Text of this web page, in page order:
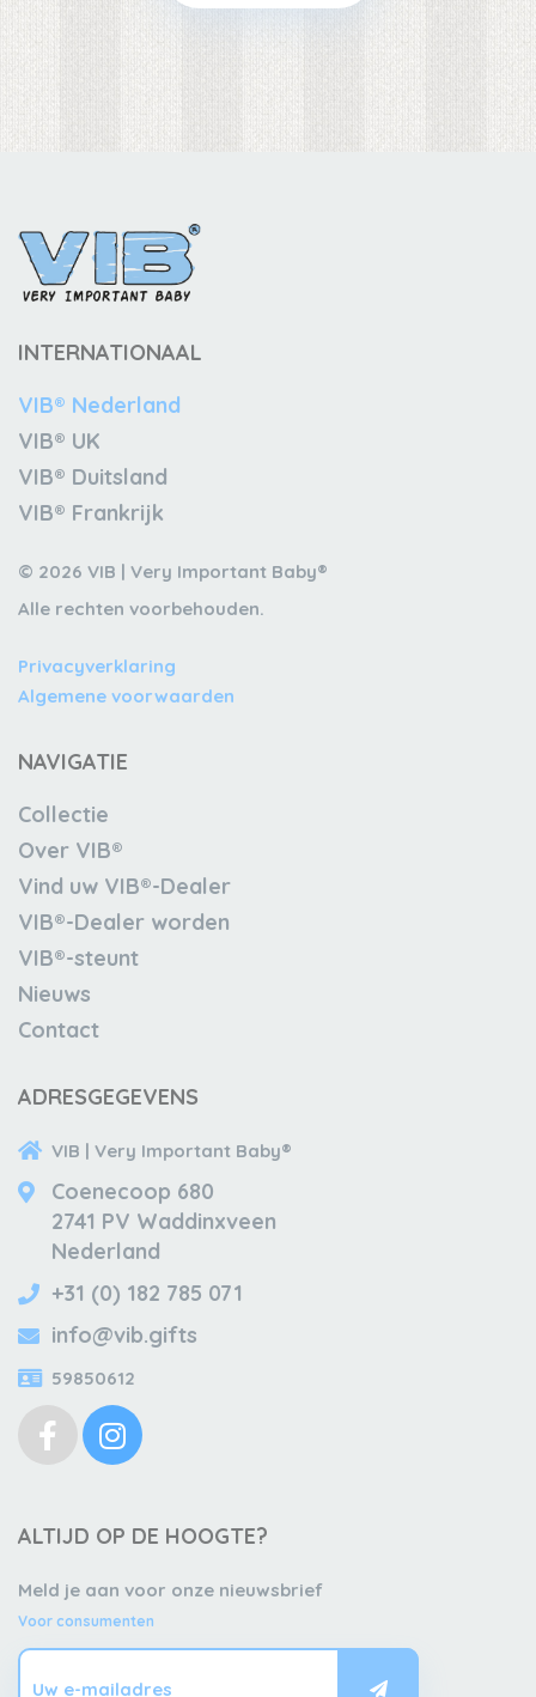
INTERNATIONAAL
VIB® Nederland
VIB® UK
VIB® Duitsland
VIB® Frankrijk
© 2026 VIB | Very Important Baby®
Alle rechten voorbehouden.
Privacyverklaring
Algemene voorwaarden
NAVIGATIE
Collectie
Over VIB®
Vind uw VIB®-Dealer
VIB®-Dealer worden
VIB®-steunt
Nieuws
Contact
ADRESGEGEVENS
VIB | Very Important Baby®
Coenecoop 680
2741 PV Waddinxveen
Nederland
+31 (0) 182 785 071
info@vib.gifts
59850612
ALTIJD OP DE HOOGTE?
Meld je aan voor onze nieuwsbrief
Voor consumenten